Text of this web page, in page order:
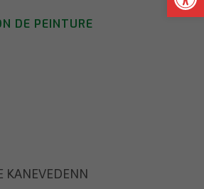
DE PEINTURE
KANEVEDENN